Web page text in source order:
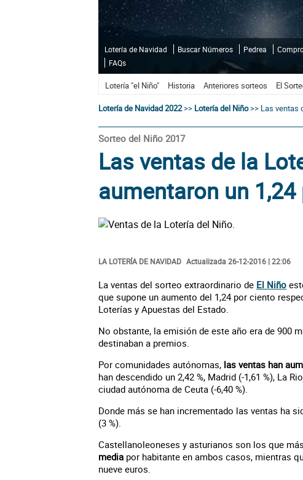
Lotería de Navidad Buscar Números Pedrea
FAQs
Lotería "el Niño" Historia Anteriores sorteos El
Lotería de Navidad 2022>> Lotería del Niño>> Las ventas
Sorteo del Niño 2017
Las ventas de la
aumentaron un
LA LOTERÍA DE NAVIDAD Actualizada 26-12-2016 | 22:06
La ventas del sorteo extraordinario de El Niño
que supone un aumento del 1,24 por ciento
Loterías y Apuestas del Estado.
No obstante, la emisión de este año era de 900
destinaban a premios.
Por comunidades autónomas, las ventas han
han descendido un 2,42 %, Madrid (-1,61 %), La
ciudad autónoma de Ceuta (-6,40 %).
Donde más se han incrementado las ventas ha
(3 %).
Castellanoleoneses y asturianos son los que
media por habitante en ambos casos, mientras
nueve euros.